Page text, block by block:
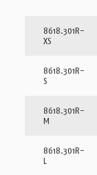
8618.301R-
XS
8618.301R-
S
8618.301R-
M
8618.301R-
L